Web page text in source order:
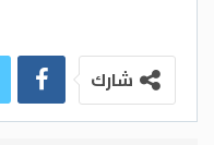
ولفت جلالة الملك
يشهدها الأردن
شارك